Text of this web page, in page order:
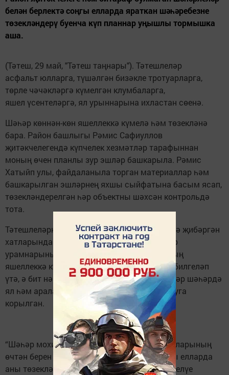
белән берлектә соңгы елларда ­яраткан шәһәребезне
төзекләндерү буенча күп планнар уңышлы тормышка
аша.
(Тәтеш, 29 май, "Тәтеш таңнары"). Тәтешлеләр
асфальт юлларга, түшәлгән бизәкле тротуарларга,
төрле чәчәкләргә күмелгән клумбаларга,
яшел үсентеләргә, ял урыннарына ихластан сөенә.
Шәһәр көннән-көн яшеллеккә күмелә һәм төзекләнә
бара. Район башлыгы Рәмис Сафиуллов
җитәкчелегендә күпчелек хезмәтләр тарафыннан
моның өчен планлы зур эшләр башкарыла. Рәмис
Хатыйп улы, файдаланыла торган материаллар һәм
башкарылган эшләрнең яхшы сыйфатына басым ясап,
төзекләндерелгән һәр объект­ны шәхсән контрольдә
тота.
Тәтешлеләрнең күбесе үзлә­ренең редакциягә җибәргән
хатларында һәм шалтыратуларында шәһәр
урамнарының гаять матурлана баруын, аның
яшеллеккә күмелүен рәхмәт сүзләре белән билгеләп
үтә, ә бит нәкъ тә менә утыртылган үсентеләр шәһәрдә
ял һәм аралашып утыру урыннары булдыруга
корылган.
“Шәһәр мохите – ул тәтешлеләр үз тормышларының
өчтән берен үткәрә торган мохит, һәм соңгы елларда
аны төзекләндерүгә зур игътибар бүлеп бирелүе